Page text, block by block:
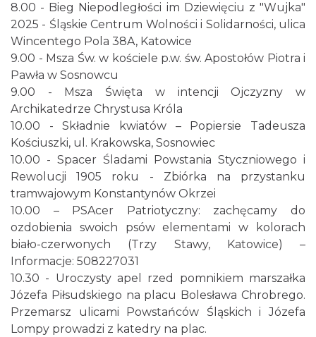
LORD OF THE DANCE 2026
Katowice
2026-12-11
0.71 km
Kult – Pomarańczowa Trasa 2026
Katowice
2026-11-14
0.79 km
8.00 - Bieg Niepodległości im Dziewięciu z "Wujka"
2025 - Śląskie Centrum Wolności i Solidarności, ulica
Wincentego Pola 38A, Katowice
9.00 - Msza Św. w kościele p.w. św. Apostołów Piotra i
Pawła w Sosnowcu
9.00 - Msza Święta w intencji Ojczyzny w
Archikatedrze Chrystusa Króla
10.00 - Składnie kwiatów – Popiersie Tadeusza
Kościuszki, ul. Krakowska, Sosnowiec
10.00 - Spacer Śladami Powstania Styczniowego i
Rewolucji 1905 roku - Zbiórka na przystanku
tramwajowym Konstantynów Okrzei
10.00 – PSAcer Patriotyczny: zachęcamy do
ozdobienia swoich psów elementami w kolorach
biało-czerwonych (Trzy Stawy, Katowice) –
Informacje: 508227031
10.30 - Uroczysty apel rzed pomnikiem marszałka
Józefa Piłsudskiego na placu Bolesława Chrobrego.
Przemarsz ulicami Powstańców Śląskich i Józefa
Lompy prowadzi z katedry na plac.